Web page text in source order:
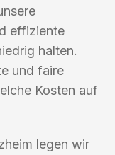
effiziente
halten.
und faire
Kosten auf
legen wir